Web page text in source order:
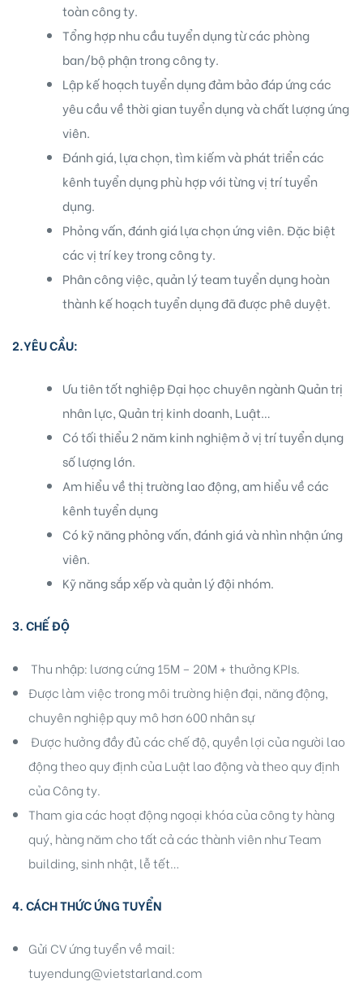
toàn công ty.
Tổng hợp nhu cầu tuyển dụng từ các phòng
ban/bộ phận trong công ty.
Lập kế hoạch tuyển dụng đảm bảo đáp ứng các
yêu cầu về thời gian tuyển dụng và chất lượng ứng
viên.
Đánh giá, lựa chọn, tìm kiếm và phát triển các
kênh tuyển dụng phù hợp với từng vị trí tuyển
dụng.
Phỏng vấn, đánh giá lựa chọn ứng viên. Đặc biệt
các vị trí key trong công ty.
Phân công việc, quản lý team tuyển dụng hoàn
thành kế hoạch tuyển dụng đã được phê duyệt.
2.YÊU CẦU:
Ưu tiên tốt nghiệp Đại học chuyên ngành Quản trị
nhân lực, Quản trị kinh doanh, Luật…
Có tối thiểu 2 năm kinh nghiệm ở vị trí tuyển dụng
số lượng lớn.
Am hiểu về thị trường lao động, am hiểu về các
kênh tuyển dụng
Có kỹ năng phỏng vấn, đánh giá và nhìn nhận ứng
viên.
Kỹ năng sắp xếp và quản lý đội nhóm.
3. CHẾ ĐỘ
Thu nhập: lương cứng 15M – 20M + thưởng KPIs.
Được làm việc trong môi trường hiện đại, năng động,
chuyên nghiệp quy mô hơn 600 nhân sự
Được hưởng đầy đủ các chế độ, quyền lợi của người lao
động theo quy định của Luật lao động và theo quy định
của Công ty.
Tham gia các hoạt động ngoại khóa của công ty hàng
quý, hàng năm cho tất cả các thành viên như Team
building, sinh nhật, lễ tết…
4. CÁCH THỨC ỨNG TUYỂN
Gửi CV ứng tuyển về mail:
tuyendung@vietstarland.com